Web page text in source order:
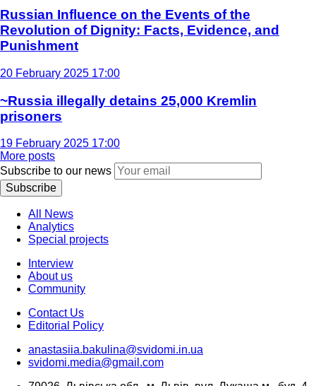
Russian Influence on the Events of the
Revolution of Dignity: Facts, Evidence, and
Punishment
20 February 2025 17:00
~Russia illegally detains 25,000 Kremlin
prisoners
19 February 2025 17:00
More posts
Subscribe to our news
Subscribe
All News
Analytics
Special projects
Interview
About us
Community
Contact Us
Editorial Policy
anastasiia.bakulina@svidomi.in.ua
svidomi.media@gmail.com